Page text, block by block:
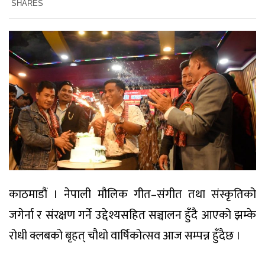
SHARES
काठमाडौं । नेपाली मौलिक गीत–संगीत तथा संस्कृतिको
जगेर्ना र संरक्षण गर्ने उद्देश्यसहित सञ्चालन हुँदै आएको झम्के
रोधी क्लबको बृहत् चौथो वार्षिकोत्सव आज सम्पन्न हुँदैछ ।